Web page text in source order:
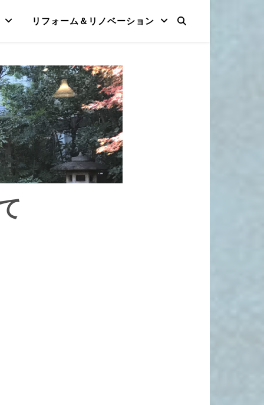
リフォーム＆リノベーション